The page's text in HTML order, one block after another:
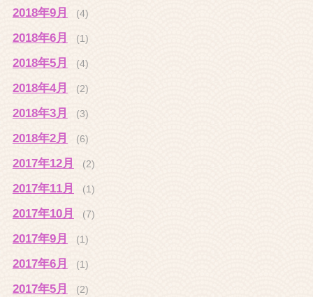
2018年9月 (4)
2018年6月 (1)
2018年5月 (4)
2018年4月 (2)
2018年3月 (3)
2018年2月 (6)
2017年12月 (2)
2017年11月 (1)
2017年10月 (7)
2017年9月 (1)
2017年6月 (1)
2017年5月 (2)